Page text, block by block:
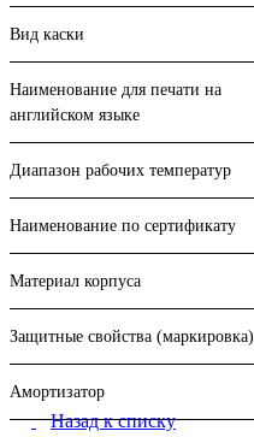
Вид каски
Наименование для печати на
английском языке
Диапазон рабочих температур
Наименование по сертификату
Материал корпуса
Защитные свойства (маркировка)
Амортизатор
Назад к списку